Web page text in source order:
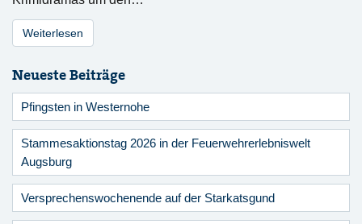
Weiterlesen
Neueste Beiträge
Pfingsten in Westernohe
Stammesaktionstag 2026 in der Feuerwehrerlebniswelt
Augsburg
Versprechenswochenende auf der Starkatsgund